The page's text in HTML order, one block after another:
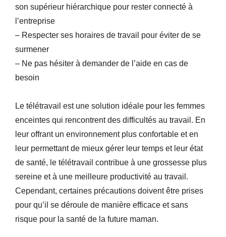
son supérieur hiérarchique pour rester connecté à
l’entreprise
– Respecter ses horaires de travail pour éviter de se
surmener
– Ne pas hésiter à demander de l’aide en cas de
besoin
Le télétravail est une solution idéale pour les femmes
enceintes qui rencontrent des difficultés au travail. En
leur offrant un environnement plus confortable et en
leur permettant de mieux gérer leur temps et leur état
de santé, le télétravail contribue à une grossesse plus
sereine et à une meilleure productivité au travail.
Cependant, certaines précautions doivent être prises
pour qu’il se déroule de manière efficace et sans
risque pour la santé de la future maman.